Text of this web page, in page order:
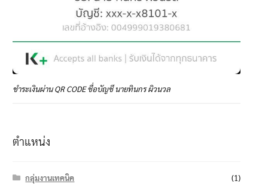
ชำระเงินผ่าน QR CODE ชื่อบัญชี นายทินกร ผิวนวล
ตำแหน่ง
กลุ่มงานเทคนิค
(1)